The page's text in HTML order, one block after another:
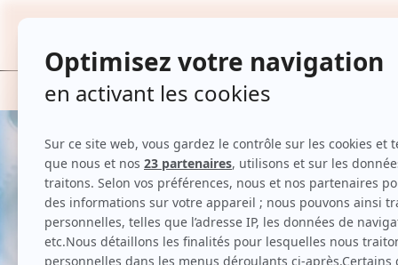
Accueil Hygiène et beauté